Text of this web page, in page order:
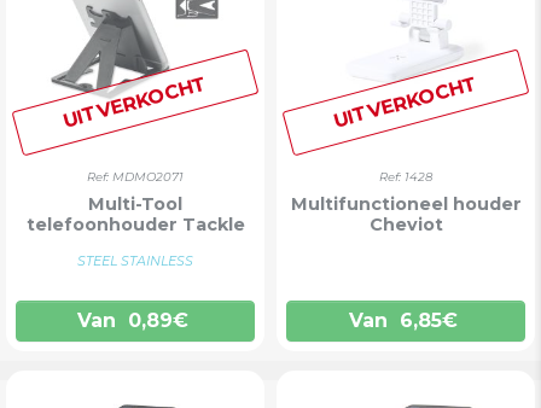
UITVERKOCHT
Ref: MDMO2071
Multi-Tool
telefoonhouder Tackle
STEEL STAINLESS
Van 0,89€
UITVERKOCHT
Ref: 1428
Multifunctioneel houder
Cheviot
Van 6,85€